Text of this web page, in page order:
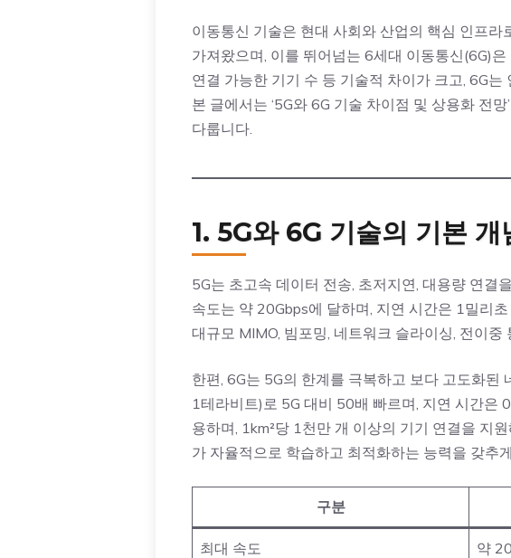
이동통신 기술은 현대 사회와 산업의 핵심 인프
가져왔으며, 이를 뛰어넘는 6세대 이동통신(6G)
연결 가능한 기기 수 등 기술적 차이가 크고, 6G
본 글에서는 ‘5G와 6G 기술 차이점 및 상용화 전
다룹니다.
1. 5G와 6G 기술의 기본
5G는 초고속 데이터 전송, 초저지연, 대용량 연결
속도는 약 20Gbps에 달하며, 지연 시간은 1밀리
대규모 MIMO, 빔포밍, 네트워크 슬라이싱, 전이중
한편, 6G는 5G의 한계를 극복하고 보다 고도화
1테라비트)로 5G 대비 50배 빠르며, 지연 시간은
용하며, 1km²당 1천만 개 이상의 기기 연결을 지
가 자율적으로 학습하고 최적화하는 능력을 갖추
구분
최대 속도 약